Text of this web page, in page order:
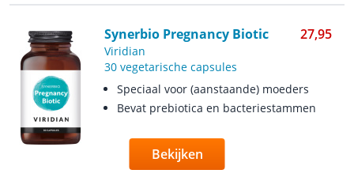
Synerbio Pregnancy Biotic 27,95
Viridian
30 vegetarische capsules
Speciaal voor (aanstaande) moeders
Bevat prebiotica en bacteriestammen
Bekijken